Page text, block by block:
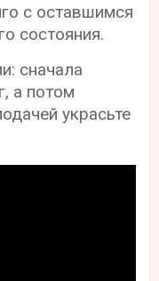
с оставшимся
состояния.
сначала
а потом
украсьте